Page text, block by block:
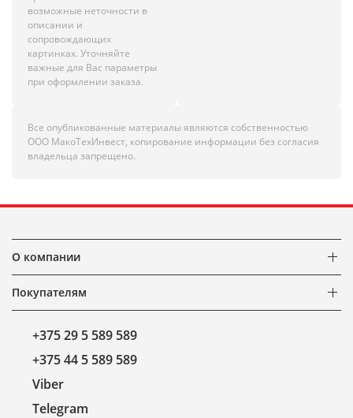
возможные неточности в
описании и
сопровождающих
картинках. Уточняйте
важные для Вас параметры
при оформлении заказа.
Все опубликованные материалы являются собственностью
ООО МакоТехИнвест, копирование информации без согласия
владельца запрещено.
О компании
Покупателям
+375 29 5 589 589
+375 44 5 589 589
Viber
Telegram